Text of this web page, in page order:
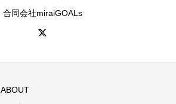
合同会社miraiGOALs
ABOUT